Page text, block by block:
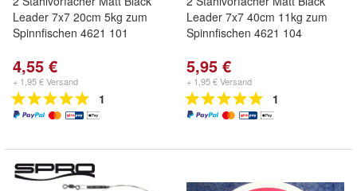
Leader 7x7 20cm 5kg zum
Spinnfischen 4621 101
4,55 €
+ 1,95 € Versand
1
Leader 7x7 40cm 11kg zum
Spinnfischen 4621 104
5,95 €
+ 1,95 € Versand
1